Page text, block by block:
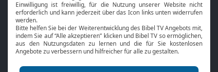
Bibel TV
Über uns
Jobs
Mediadaten
Service
Kontakt
TV-Empfang